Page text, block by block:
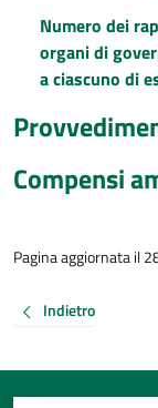
Numero dei
organi di
a ciascuno di
Compensi
Pagina aggiornata il
Indietro